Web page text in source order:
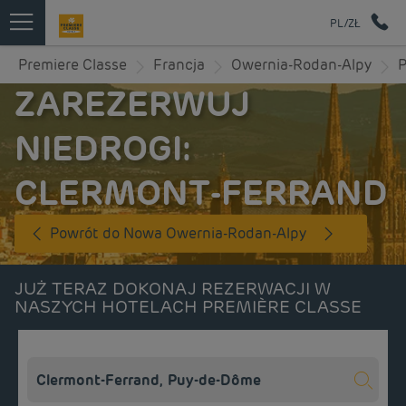
PL/ZŁ
Premiere Classe Francja Owernia-Rodan-Alpy
ZAREZERWUJ
NIEDROGI:
CLERMONT-FERRAND
Powrót do Nowa Owernia-Rodan-Alpy
JUŻ TERAZ DOKONAJ REZERWACJI W
NASZYCH HOTELACH PREMIÈRE CLASSE